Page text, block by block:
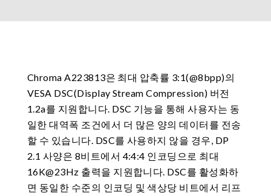
Chroma A223813은 최대 압축률 3:1(@8bpp)의
VESA DSC(Display Stream Compression) 버전
1.2a를 지원합니다. DSC 기능을 통해 사용자는 동
일한 대역폭 조건에서 더 많은 양의 데이터를 전송
할 수 있습니다. DSC를 사용하지 않을 경우, DP
2.1 사양은 8비트에서 4:4:4 인코딩으로 최대
16K@23Hz 출력을 지원합니다. DSC를 활성화하
면 동일한 수준의 인코딩 및 색상당 비트에서 리프